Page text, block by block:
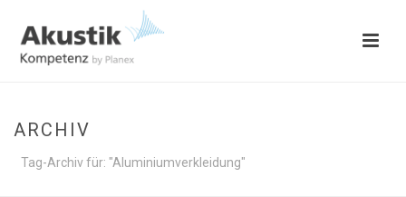
ARCHIV
Tag-Archiv für: "Aluminiumverkleidung"